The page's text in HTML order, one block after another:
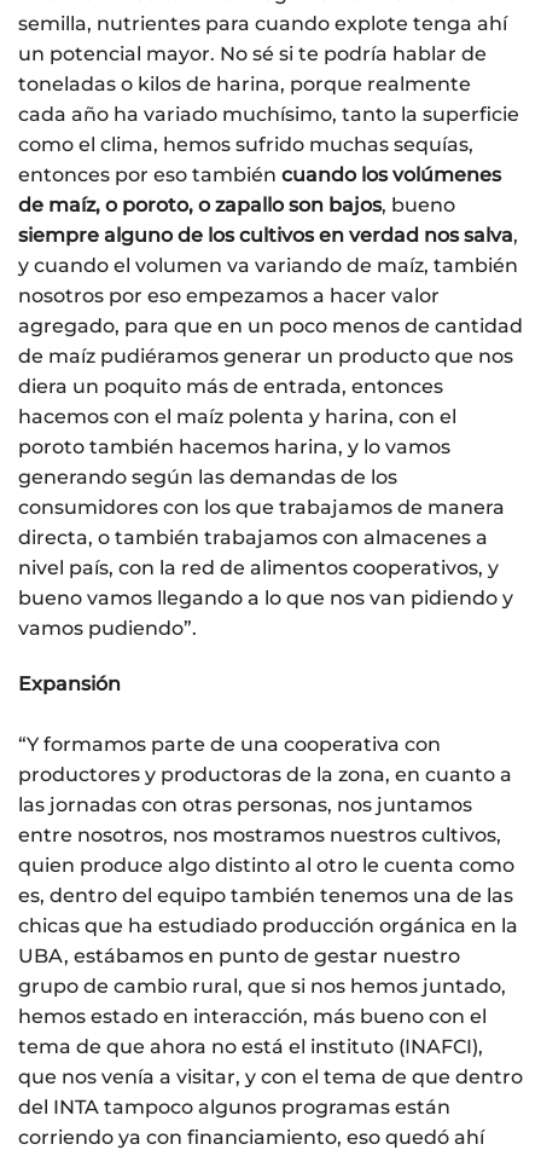
semilla, nutrientes para cuando explote tenga ahí
un potencial mayor. No sé si te podría hablar de
toneladas o kilos de harina, porque realmente
cada año ha variado muchísimo, tanto la superficie
como el clima, hemos sufrido muchas sequías,
entonces por eso también cuando los volúmenes
de maíz, o poroto, o zapallo son bajos, bueno
siempre alguno de los cultivos en verdad nos salva,
y cuando el volumen va variando de maíz, también
nosotros por eso empezamos a hacer valor
agregado, para que en un poco menos de cantidad
de maíz pudiéramos generar un producto que nos
diera un poquito más de entrada, entonces
hacemos con el maíz polenta y harina, con el
poroto también hacemos harina, y lo vamos
generando según las demandas de los
consumidores con los que trabajamos de manera
directa, o también trabajamos con almacenes a
nivel país, con la red de alimentos cooperativos, y
bueno vamos llegando a lo que nos van pidiendo y
vamos pudiendo”.
Expansión
“Y formamos parte de una cooperativa con
productores y productoras de la zona, en cuanto a
las jornadas con otras personas, nos juntamos
entre nosotros, nos mostramos nuestros cultivos,
quien produce algo distinto al otro le cuenta como
es, dentro del equipo también tenemos una de las
chicas que ha estudiado producción orgánica en la
UBA, estábamos en punto de gestar nuestro
grupo de cambio rural, que si nos hemos juntado,
hemos estado en interacción, más bueno con el
tema de que ahora no está el instituto (INAFCI),
que nos venía a visitar, y con el tema de que dentro
del INTA tampoco algunos programas están
corriendo ya con financiamiento, eso quedó ahí